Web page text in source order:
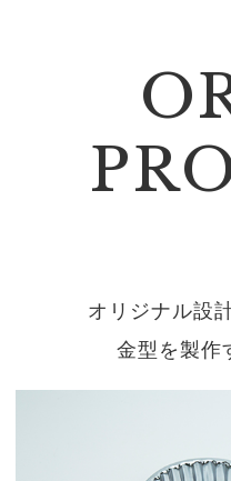
オリジナル設
金型を製作